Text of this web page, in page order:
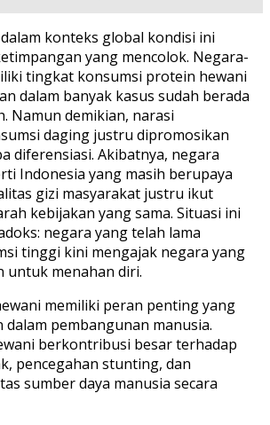
konteks global kondisi ini
yang mencolok. Negara-
tingkat konsumsi protein hewani
dalam banyak kasus sudah berada
Namun demikian, narasi
daging justru dipromosikan
diferensiasi. Akibatnya, negara
Indonesia yang masih berupaya
gizi masyarakat justru ikut
kebijakan yang sama. Situasi ini
negara yang telah lama
tinggi kini mengajak negara yang
untuk menahan diri.
memiliki peran penting yang
pembangunan manusia.
berkontribusi besar terhadap
pencegahan stunting, dan
sumber daya manusia secara